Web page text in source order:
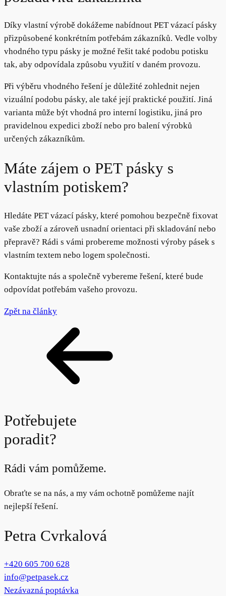
Díky vlastní výrobě dokážeme nabídnout PET vázací pásky
přizpůsobené konkrétním potřebám zákazníků. Vedle volby
vhodného typu pásky je možné řešit také podobu potisku
tak, aby odpovídala způsobu využití v daném provozu.
Při výběru vhodného řešení je důležité zohlednit nejen
vizuální podobu pásky, ale také její praktické použití. Jiná
varianta může být vhodná pro interní logistiku, jiná pro
pravidelnou expedici zboží nebo pro balení výrobků
určených zákazníkům.
Máte zájem o PET pásky s
vlastním potiskem?
Hledáte PET vázací pásky, které pomohou bezpečně fixovat
vaše zboží a zároveň usnadní orientaci při skladování nebo
přepravě? Rádi s vámi probereme možnosti výroby pásek s
vlastním textem nebo logem společnosti.
Kontaktujte nás a společně vybereme řešení, které bude
odpovídat potřebám vašeho provozu.
Zpět na články
Potřebujete
poradit?
Rádi vám pomůžeme.
Obraťte se na nás, a my vám ochotně pomůžeme najít
nejlepší řešení.
Petra Cvrkalová
+420 605 700 628
info@petpasek.cz
Nezávazná poptávka